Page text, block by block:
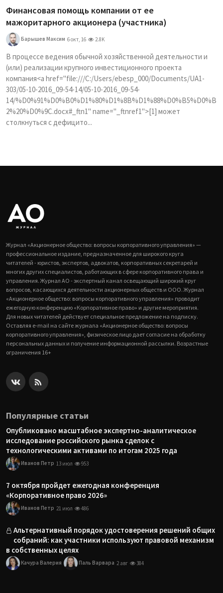
Финансовая помощь компании от ее
мажоритарного акционера (участника)
Барышев Максим 6 окт, 16 2.8K
В процессе ведения обычной хозяйственной деятельности и
(или) реализации крупного инвестиционного проекта
компания<a href="file:///C:/Users/ebesp_000/Documents/UA1-
303/05-10-2016_09-54-14/05-10-2016_09-54-
14/%D0%91%D0%B0%D1%80%D1%8B%D1%88%D0%B5%D0%B
2%20%D0%9C.docx#_ftn1" name="_ftnref1">[1] может
столкнуться с дефицито...
Журнал «Акционерное общество: вопросы корпоративного управления» —
профессиональное издание, предназначенное для широкого круга
читателей - юристов, экспертов, адвокатов, корпоративных секретарей и
многих других специалистов, работающих в сфере корпоративного права и
управления. Журнал АО - экспертный канал освещающий широкий круг
вопросов, касающихся деятельности акционерных обществ и ООО. Журнал
«Акционерное общество: вопросы корпоративного управления» проводит
ежегодную конференцию «Корпоративное право» и другие мероприятия.
Для новых читателей действует специальное предложение на подписку.
Оставляя e-mail на сайте журнала «Акционерное общество: вопросы
корпоративного управления», физическое лицо дает согласие на обработку
персональных данных и получение информационной рассылки. Возрастные
ограничения 16+
Популярные статьи
Опубликовано масштабное экспертно-аналитическое
исследование российского рынка сделок с
технологическими активами по итогам 2025 года
Иванов Петр 13 июл 953
7 октября пройдет ежегодная конференция
«Корпоративное право 2026»
Иванов Петр 21 июл 486
Альтернативный порядок удостоверения решений общих
собраний: как участники используют правовой механизм
в собственных целях
Качура Валерия Паль Варвара 2 авг 384